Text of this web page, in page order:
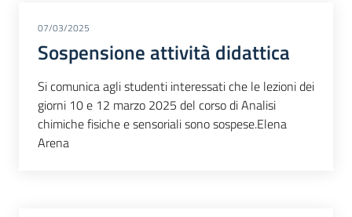
07/03/2025
Sospensione attività didattica
Si comunica agli studenti interessati che le lezioni dei
giorni 10 e 12 marzo 2025 del corso di Analisi
chimiche fisiche e sensoriali sono sospese.Elena
Arena